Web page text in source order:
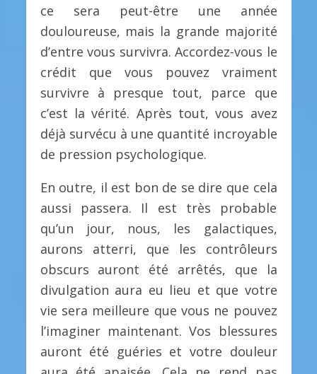
ce sera peut-être une année
douloureuse, mais la grande majorité
d’entre vous survivra. Accordez-vous le
crédit que vous pouvez vraiment
survivre à presque tout, parce que
c’est la vérité. Après tout, vous avez
déjà survécu à une quantité incroyable
de pression psychologique.
En outre, il est bon de se dire que cela
aussi passera. Il est très probable
qu’un jour, nous, les galactiques,
aurons atterri, que les contrôleurs
obscurs auront été arrêtés, que la
divulgation aura eu lieu et que votre
vie sera meilleure que vous ne pouvez
l’imaginer maintenant. Vos blessures
auront été guéries et votre douleur